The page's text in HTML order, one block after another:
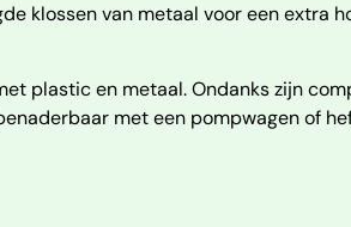
klossen van metaal voor een extra
plastic en metaal. Ondanks zijn
met een pompwagen of